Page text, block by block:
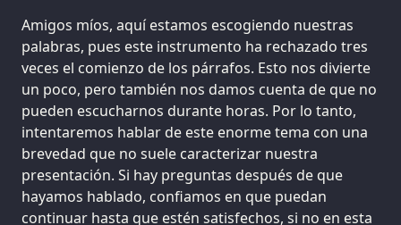
Amigos míos, aquí estamos escogiendo nuestras
palabras, pues este instrumento ha rechazado tres
veces el comienzo de los párrafos. Esto nos divierte
un poco, pero también nos damos cuenta de que no
pueden escucharnos durante horas. Por lo tanto,
intentaremos hablar de este enorme tema con una
brevedad que no suele caracterizar nuestra
presentación. Si hay preguntas después de que
hayamos hablado, confiamos en que puedan
continuar hasta que estén satisfechos, si no en esta